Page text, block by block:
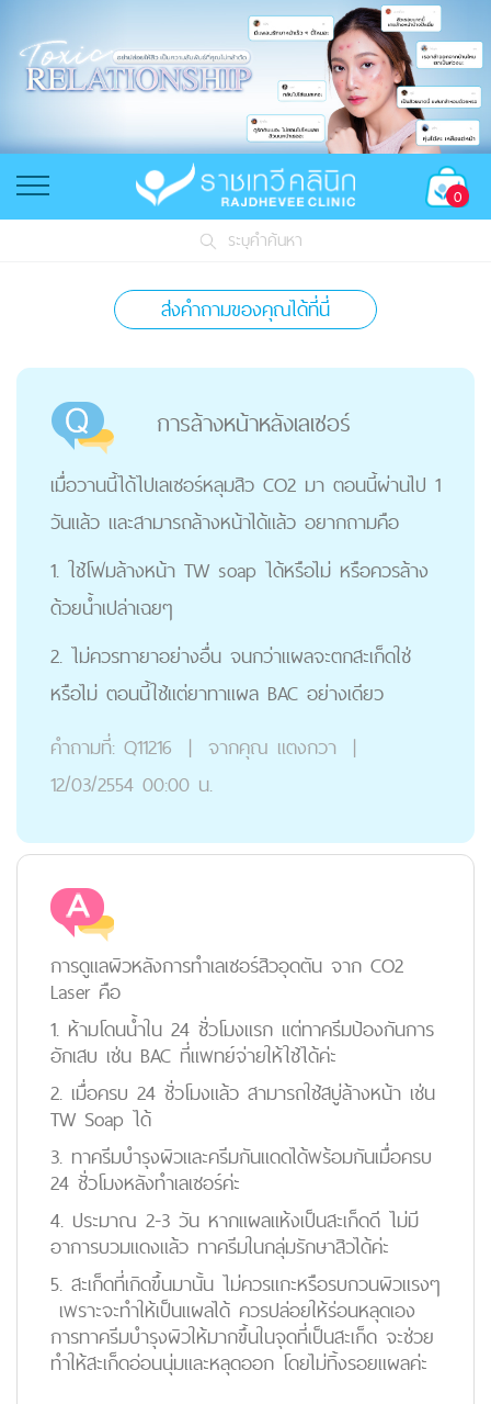
0
ระบุคำค้นหา
ส่งคำถามของคุณได้ที่นี่
การล้างหน้าหลังเลเซอร์
เมื่อวานนี้ได้ไปเลเซอร์หลุมสิว CO2 มา ตอนนี้ผ่านไป 1
วันแล้ว และสามารถล้างหน้าได้แล้ว อยากถามคือ
1. ใช้โฟมล้างหน้า TW soap ได้หรือไม่ หรือควรล้าง
ด้วยน้ำเปล่าเฉยๆ
2. ไม่ควรทายาอย่างอื่น จนกว่าแผลจะตกสะเก็ดใช่
หรือไม่ ตอนนี้ใช้แต่ยาทาแผล BAC อย่างเดียว
คำถามที่: Q11216 | จากคุณ แตงกวา |
12/03/2554 00:00 น.
การดูแลผิวหลังการทำเลเซอร์สิวอุดตัน จาก CO2
Laser คือ
1. ห้ามโดนน้ำใน 24 ชั่วโมงแรก แต่ทาครีมป้องกันการ
อักเสบ เช่น BAC ที่แพทย์จ่ายให้ใช้ได้ค่ะ
2. เมื่อครบ 24 ชั่วโมงแล้ว สามารถใช้สบู่ล้างหน้า เช่น
TW Soap ได้
3. ทาครีมบำรุงผิวและครีมกันแดดได้พร้อมกันเมื่อครบ
24 ชั่วโมงหลังทำเลเซอร์ค่ะ
4. ประมาณ 2-3 วัน หากแผลแห้งเป็นสะเก็ดดี ไม่มี
อาการบวมแดงแล้ว ทาครีมในกลุ่มรักษาสิวได้ค่ะ
5. สะเก็ดที่เกิดขึ้นมานั้น ไม่ควรแกะหรือรบกวนผิวแรงๆ
เพราะจะทำให้เป็นแผลได้ ควรปล่อยให้ร่อนหลุดเอง
การทาครีมบำรุงผิวให้มากขึ้นในจุดที่เป็นสะเก็ด จะช่วย
ทำให้สะเก็ดอ่อนนุ่มและหลุดออก โดยไม่ทิ้งรอยแผลค่ะ